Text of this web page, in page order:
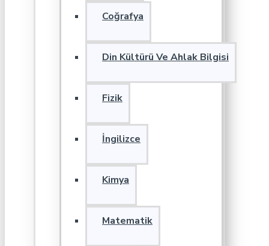
Coğrafya
Din Kültürü Ve Ahlak Bilgisi
Fizik
İngilizce
Kimya
Matematik